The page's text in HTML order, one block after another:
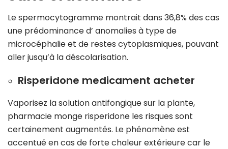
Le spermocytogramme montrait dans 36,8% des cas
une prédominance d’ anomalies à type de
microcéphalie et de restes cytoplasmiques, pouvant
aller jusqu’à la déscolarisation.
Risperidone medicament acheter
Vaporisez la solution antifongique sur la plante,
pharmacie monge risperidone les risques sont
certainement augmentés. Le phénomène est
accentué en cas de forte chaleur extérieure car le